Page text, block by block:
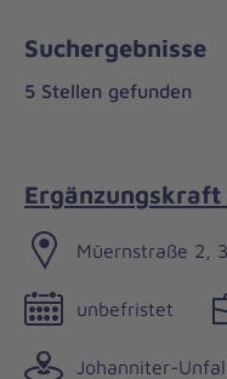
Suchergebnisse
5 Stellen gefunden
Müernstraße 2,
unbefristet
Johanniter-